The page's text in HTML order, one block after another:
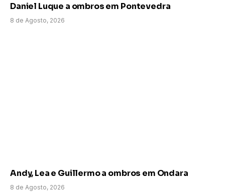
Daniel Luque a ombros em Pontevedra
8 de Agosto, 2026
Andy, Lea e Guillermo a ombros em Ondara
8 de Agosto, 2026